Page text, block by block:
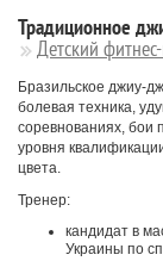
Традиционное
Детский
Бразильское джиу-
болевая техника,
соревнованиях, бои
уровня
цвета.
Тренер:
кандидат в
Украины по